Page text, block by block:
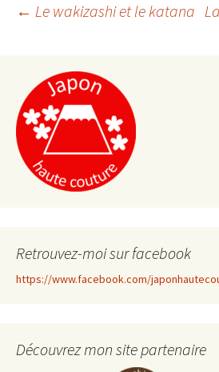
Navigation
de
l'article
← Le wakizashi et le katana
Retrouvez-moi sur facebook
https://www.facebook.com/
Découvrez mon site partenaire